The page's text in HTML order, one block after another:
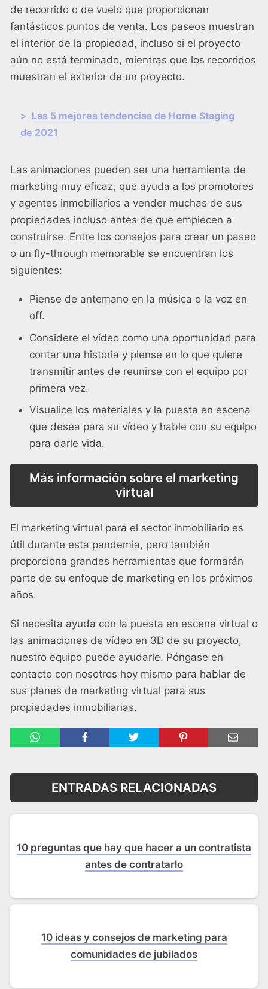
de recorrido o de vuelo que proporcionan
fantásticos puntos de venta. Los paseos muestran
el interior de la propiedad, incluso si el proyecto
aún no está terminado, mientras que los recorridos
muestran el exterior de un proyecto.
> Las 5 mejores tendencias de Home Staging
de 2021
Las animaciones pueden ser una herramienta de
marketing muy eficaz, que ayuda a los promotores
y agentes inmobiliarios a vender muchas de sus
propiedades incluso antes de que empiecen a
construirse. Entre los consejos para crear un paseo
o un fly-through memorable se encuentran los
siguientes:
Piense de antemano en la música o la voz en
off.
Considere el vídeo como una oportunidad para
contar una historia y piense en lo que quiere
transmitir antes de reunirse con el equipo por
primera vez.
Visualice los materiales y la puesta en escena
que desea para su vídeo y hable con su equipo
para darle vida.
Más información sobre el marketing
virtual
El marketing virtual para el sector inmobiliario es
útil durante esta pandemia, pero también
proporciona grandes herramientas que formarán
parte de su enfoque de marketing en los próximos
años.
Si necesita ayuda con la puesta en escena virtual o
las animaciones de vídeo en 3D de su proyecto,
nuestro equipo puede ayudarle. Póngase en
contacto con nosotros hoy mismo para hablar de
sus planes de marketing virtual para sus
propiedades inmobiliarias.
ENTRADAS RELACIONADAS
10 preguntas que hay que hacer a un contratista
antes de contratarlo
10 ideas y consejos de marketing para
comunidades de jubilados